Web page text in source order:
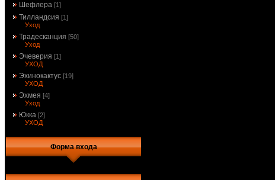
Шефлера [1]
Тилландсия [1]
Уход
Традесканция [50]
Уход
Эчеверия [1]
УХОД
Эхинокактус [19]
УХОД
Эхмея [4]
Уход
Юкка [2]
УХОД
Форма входа